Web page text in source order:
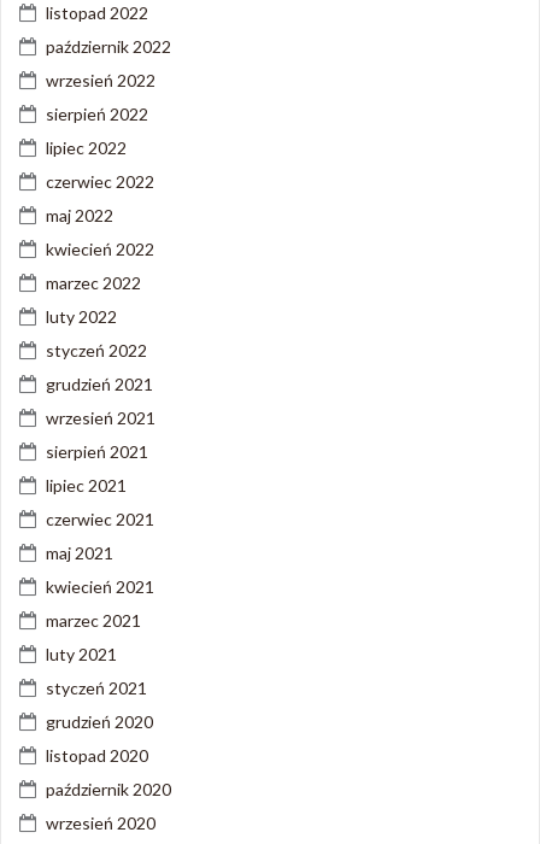
listopad 2022
październik 2022
wrzesień 2022
sierpień 2022
lipiec 2022
czerwiec 2022
maj 2022
kwiecień 2022
marzec 2022
luty 2022
styczeń 2022
grudzień 2021
wrzesień 2021
sierpień 2021
lipiec 2021
czerwiec 2021
maj 2021
kwiecień 2021
marzec 2021
luty 2021
styczeń 2021
grudzień 2020
listopad 2020
październik 2020
wrzesień 2020